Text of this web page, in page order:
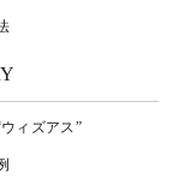
ィズアス”